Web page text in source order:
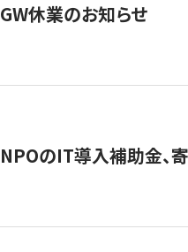
GW休業のお知らせ
NPOのIT導入補助金、